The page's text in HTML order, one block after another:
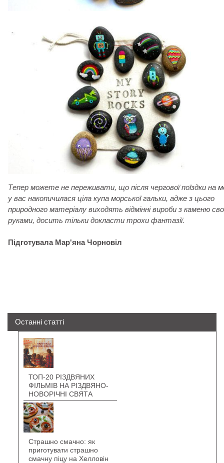
Тепер можете не переживати, що після чергової поїздки на
у вас накопичилася ціла купа морської гальки, адже з цього
природного матеріалу виходять відмінні вироби з каменю
руками, досить тільки докласти трохи фантазії.
Підготувала Мар'яна Чорновіл
Останні статті
ТОП-20 РІЗДВЯНИХ
ФІЛЬМІВ НА РІЗДВЯНО-
НОВОРІЧНІ СВЯТА
Страшно смачно: як
приготувати страшно
смачну піцу на Хелловін